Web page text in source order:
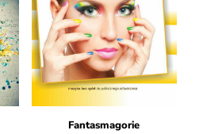
Fantasmagorie